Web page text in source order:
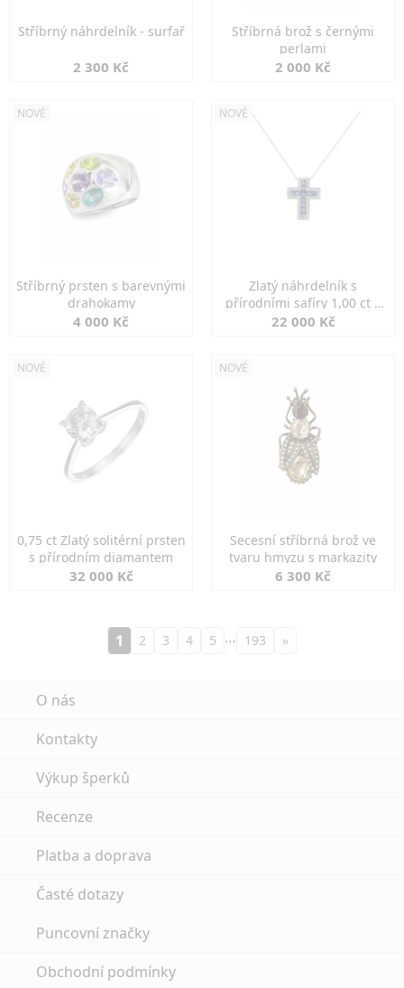
Stříbrný náhrdelník - surfař
2 300 Kč
Stříbrná brož s černými
perlami
2 000 Kč
NOVÉ
Stříbrný prsten s barevnými
drahokamy
4 000 Kč
NOVÉ
Zlatý náhrdelník s
přírodními safíry 1,00 ct a
diamanty
22 000 Kč
NOVÉ
0,75 ct Zlatý solitérní prsten
s přírodním diamantem
32 000 Kč
NOVÉ
Secesní stříbrná brož ve
tvaru hmyzu s markazity
6 300 Kč
1 2 3 4 5 … 193 »
O nás
Kontakty
Výkup šperků
Recenze
Platba a doprava
Časté dotazy
Puncovní značky
Obchodní podmínky